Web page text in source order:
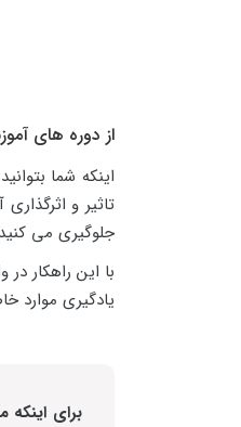
از دوره های
اینکه شما
تاثیر و
جلوگیری می
با این راهکار
یادگیری موارد
برای